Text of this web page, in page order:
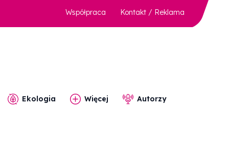
Współpraca Kontakt / Reklama
Ekologia Więcej Autorzy